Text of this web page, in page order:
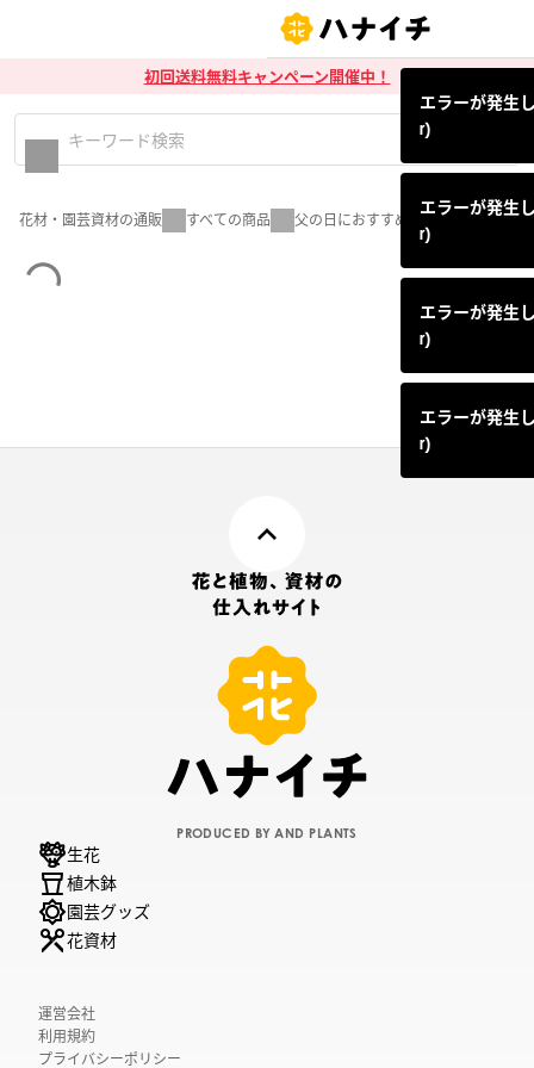
初回送料無料キャンペーン開催中！
花材・園芸資材の通販 すべての商品 父の日におすすめの花材特集
PRODUCED BY AND PLANTS
生花
植木鉢
園芸グッズ
花資材
運営会社
利用規約
プライバシーポリシー
エラーが発生
r)
エラーが発生
r)
エラーが発生
r)
エラーが発生
r)